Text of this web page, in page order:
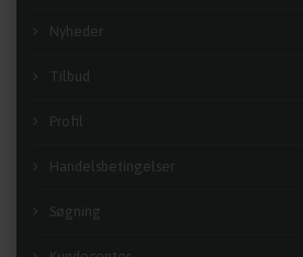
Nyheder
Tilbud
Profil
Handelsbetingelser
Søgning